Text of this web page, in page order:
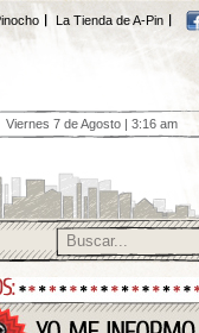
La Tienda de A-Pin
Viernes 7 de Agosto | 3:16 am